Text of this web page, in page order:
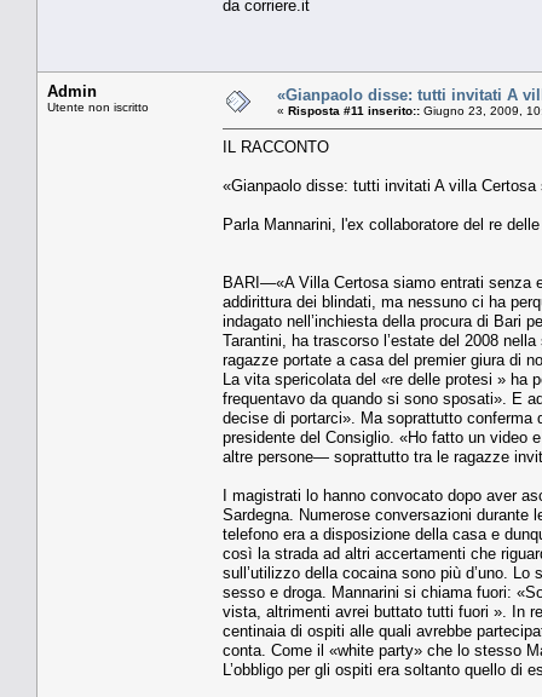
da corriere.it
Admin
Utente non iscritto
«Gianpaolo disse: tutti invitati A
« Risposta #11 inserito:: Giugno 23, 2009,
IL RACCONTO
«Gianpaolo disse: tutti invitati A villa Certosa
Parla Mannarini, l'ex collaboratore del re
BARI—«A Villa Certosa siamo entrati senza
addirittura dei blindati, ma nessuno ci ha
indagato nell’inchiesta della procura di Bari
Tarantini, ha trascorso l’estate del 2008
ragazze portate a casa del premier giura di
La vita spericolata del «re delle protesi » ha
frequentavo da quando si sono sposati». E
decise di portarci». Ma soprattutto
presidente del Consiglio. «Ho fatto un video
altre persone— soprattutto tra le ragazze
I magistrati lo hanno convocato dopo aver
Sardegna. Numerose conversazioni
telefono era a disposizione della casa e
così la strada ad altri accertamenti che
sull’utilizzo della cocaina sono più d’uno.
sesso e droga. Mannarini si chiama fuori:
vista, altrimenti avrei buttato tutti fuori ». In
centinaia di ospiti alle quali avrebbe
conta. Come il «white party» che lo stesso
L’obbligo per gli ospiti era soltanto quello di